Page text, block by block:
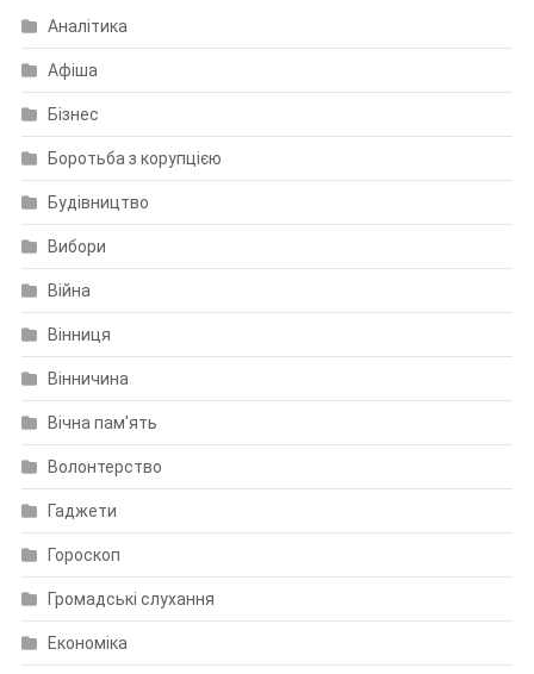
Аналітика
Афіша
Бізнес
Боротьба з корупцією
Будівництво
Вибори
Війна
Вінниця
Вінничина
Вічна пам'ять
Волонтерство
Гаджети
Гороскоп
Громадські слухання
Економіка